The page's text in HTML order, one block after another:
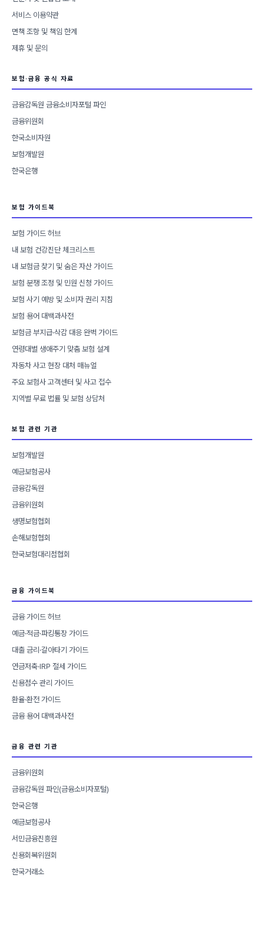
서비스 이용약관
면책 조항 및 책임 한계
제휴 및 문의
보험·금융 공식 자료
금융감독원 금융소비자포털 파인
금융위원회
한국소비자원
보험개발원
한국은행
보험 가이드북
보험 가이드 허브
내 보험 건강진단 체크리스트
내 보험금 찾기 및 숨은 자산 가이드
보험 분쟁 조정 및 민원 신청 가이드
보험 사기 예방 및 소비자 권리 지침
보험 용어 대백과사전
보험금 부지급·삭감 대응 완벽 가이드
연령대별 생애주기 맞춤 보험 설계
자동차 사고 현장 대처 매뉴얼
주요 보험사 고객센터 및 사고 접수
지역별 무료 법률 및 보험 상담처
보험 관련 기관
보험개발원
예금보험공사
금융감독원
금융위원회
생명보험협회
손해보험협회
한국보험대리점협회
금융 가이드북
금융 가이드 허브
예금·적금·파킹통장 가이드
대출 금리·갈아타기 가이드
연금저축·IRP 절세 가이드
신용점수 관리 가이드
환율·환전 가이드
금융 용어 대백과사전
금융 관련 기관
금융위원회
금융감독원 파인(금융소비자포털)
한국은행
예금보험공사
서민금융진흥원
신용회복위원회
한국거래소